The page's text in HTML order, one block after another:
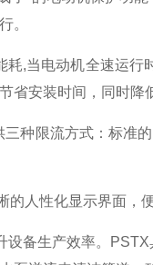
。
当电动机全速运行
省安装时间，同时降
限流方式：标准的
人性化显示界面，便
生产效率。PSTX